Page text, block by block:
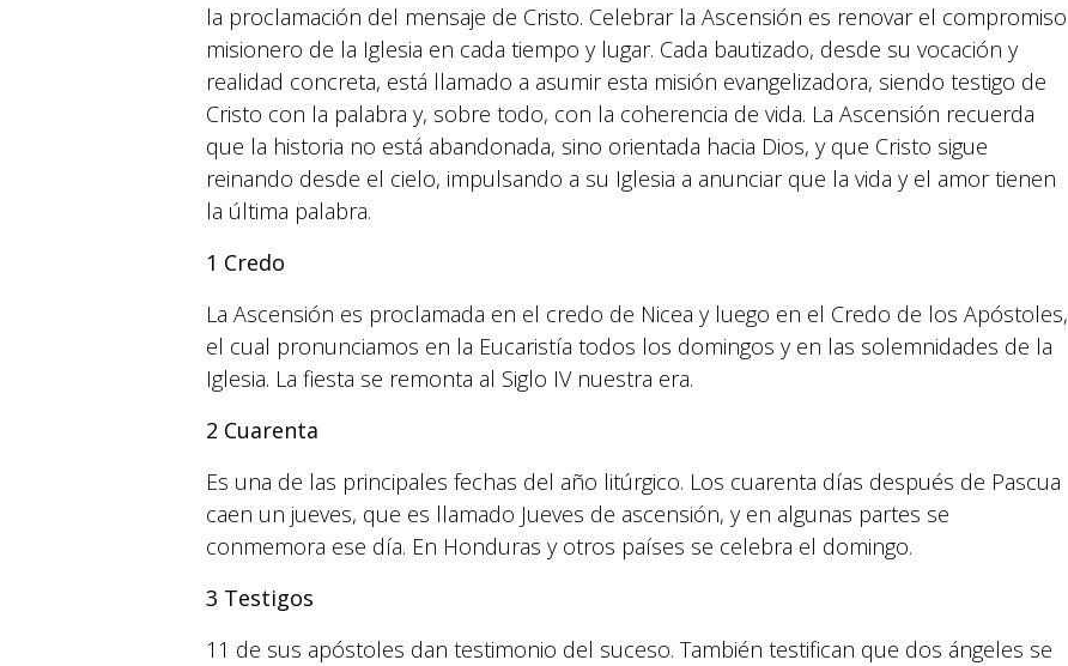
la proclamación del mensaje de Cristo. Celebrar la Ascensión es renovar el compromiso
misionero de la Iglesia en cada tiempo y lugar. Cada bautizado, desde su vocación y
realidad concreta, está llamado a asumir esta misión evangelizadora, siendo testigo de
Cristo con la palabra y, sobre todo, con la coherencia de vida. La Ascensión recuerda
que la historia no está abandonada, sino orientada hacia Dios, y que Cristo sigue
reinando desde el cielo, impulsando a su Iglesia a anunciar que la vida y el amor tienen
la última palabra.
1 Credo
La Ascensión es proclamada en el credo de Nicea y luego en el Credo de los Apóstoles,
el cual pronunciamos en la Eucaristía todos los domingos y en las solemnidades de la
Iglesia. La fiesta se remonta al Siglo IV nuestra era.
2 Cuarenta
Es una de las principales fechas del año litúrgico. Los cuarenta días después de Pascua
caen un jueves, que es llamado Jueves de ascensión, y en algunas partes se
conmemora ese día. En Honduras y otros países se celebra el domingo.
3 Testigos
11 de sus apóstoles dan testimonio del suceso. También testifican que dos ángeles se
promovida por la Fundación para la Educación
y la Comunicación Social.